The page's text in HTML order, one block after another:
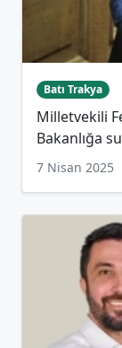
Batı Trakya
Milletvekili
Bakanlığa
7 Nisan 2025